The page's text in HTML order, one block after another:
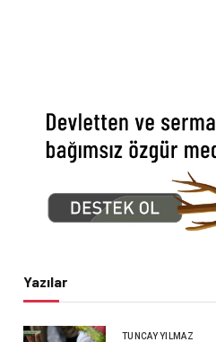
Yazılar
TUNCAY YILMAZ